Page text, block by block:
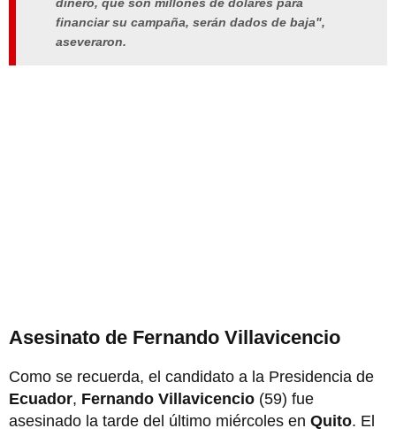
financiar su campaña, serán dados de baja",
aseveraron.
Asesinato de Fernando Villavicencio
Como se recuerda, el candidato a la Presidencia de
Ecuador, Fernando Villavicencio (59) fue
asesinado la tarde del último miércoles en Quito. El